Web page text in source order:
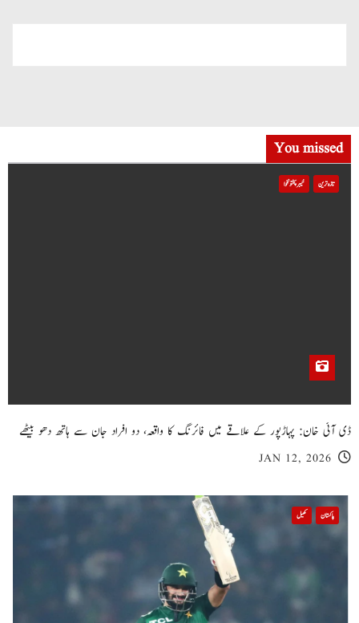
You missed
تازہ ترین خیبر پختونخوا
ڈی آئی خان: پہاڑپور کے علاقے میں فائرنگ کا واقعہ، دو افراد جان سے ہاتھ دھو بیٹھے
JAN 12, 2026
پاکستان کھیل